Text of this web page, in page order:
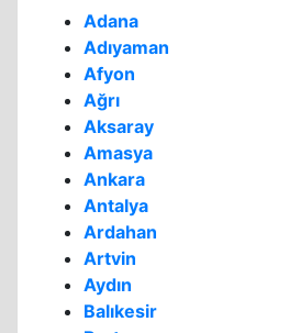
Adana
Adıyaman
Afyon
Ağrı
Aksaray
Amasya
Ankara
Antalya
Ardahan
Artvin
Aydın
Balıkesir